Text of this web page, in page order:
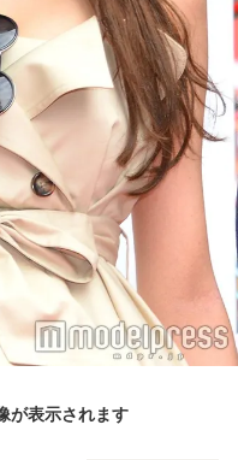
が表示されます